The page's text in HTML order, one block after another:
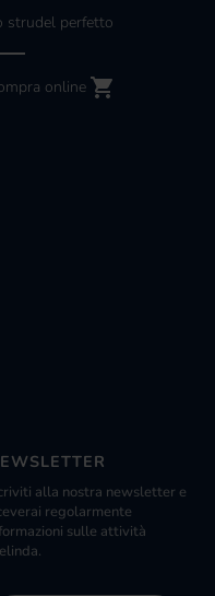
strudel perfetto
online
alla nostra newsletter e
regolarmente
sulle attività